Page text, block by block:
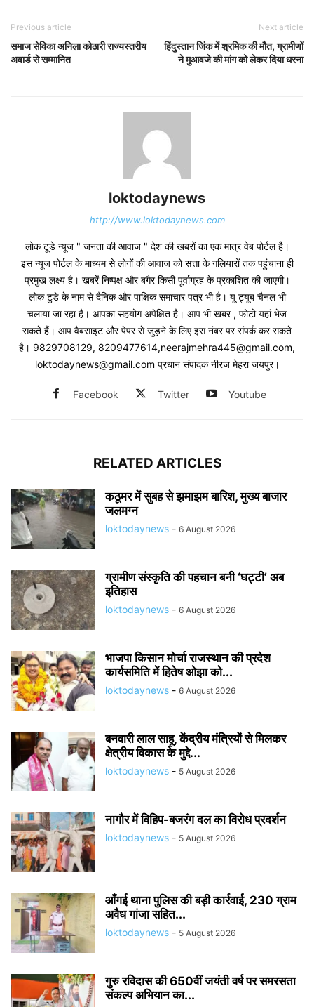
Previous article
समाज सेविका अनिला कोठारी राज्यस्तरीय
अवार्ड से सम्मानित
Next article
हिंदुस्तान जिंक में श्रमिक की मौत, ग्रामीणों
ने मुआवजे की मांग को लेकर दिया धरना
loktodaynews
http://www.loktodaynews.com
लोक टूडे न्यूज " जनता की आवाज " देश की खबरों का एक मात्र वेब पोर्टल है।
इस न्यूज पोर्टल के माध्यम से लोगों की आवाज को सत्ता के गलियारों तक पहुंचाना ही
प्रमुख लक्ष्य है। खबरें निष्पक्ष और बगैर किसी पूर्वाग्रह के प्रकाशित की जाएगी।
लोक टुडे के नाम से दैनिक और पाक्षिक समाचार पत्र भी है। यू ट्यूब चैनल भी
चलाया जा रहा है। आपका सहयोग अपेक्षित है। आप भी खबर , फोटो यहां भेज
सकते हैं। आप वैबसाइट और पेपर से जुड़ने के लिए इस नंबर पर संपर्क कर सकते
है। 9829708129, 8209477614,neerajmehra445@gmail.com,
loktodaynews@gmail.com प्रधान संपादक नीरज मेहरा जयपुर।
Facebook Twitter Youtube
RELATED ARTICLES
कठूमर में सुबह से झमाझम बारिश, मुख्य बाजार
जलमग्न
loktodaynews - 6 August 2026
ग्रामीण संस्कृति की पहचान बनी ‘घट्टी’ अब
इतिहास
loktodaynews - 6 August 2026
भाजपा किसान मोर्चा राजस्थान की प्रदेश
कार्यसमिति में हितेष ओझा को...
loktodaynews - 6 August 2026
बनवारी लाल साहू, केंद्रीय मंत्रियों से मिलकर
क्षेत्रीय विकास के मुद्दे...
loktodaynews - 5 August 2026
नागौर में विहिप-बजरंग दल का विरोध प्रदर्शन
loktodaynews - 5 August 2026
आँगई थाना पुलिस की बड़ी कार्रवाई, 230 ग्राम
अवैध गांजा सहित...
loktodaynews - 5 August 2026
गुरु रविदास की 650वीं जयंती वर्ष पर समरसता
संकल्प अभियान का...